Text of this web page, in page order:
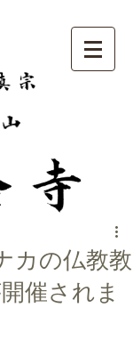
カの仏教教
催されま